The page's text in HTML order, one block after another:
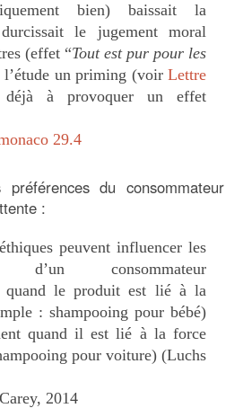
bien) baissait la
le jugement moral
(effet “Tout est pur pour les
l’étude un priming (voir Lettre
à provoquer un effet
29.4
du consommateur
:
peuvent influencer les
d’un consommateur
quand le produit est lié à la
: shampooing pour bébé)
quand il est lié à la force
pour voiture) (Luchs
2014